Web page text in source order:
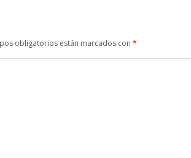
obligatorios están marcados con *